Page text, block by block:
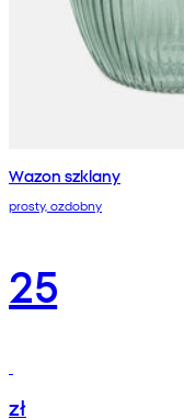
Wazon szklany
prosty, ozdobny
25
zł